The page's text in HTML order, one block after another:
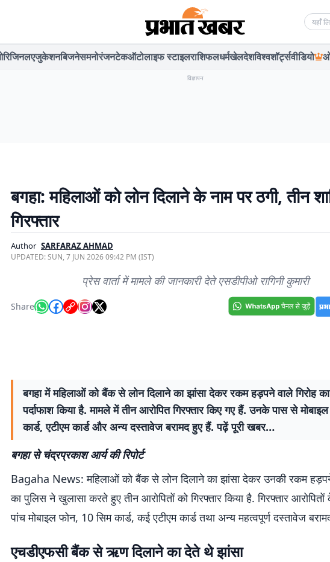
एजुकेशनबिजनेसमनोरंजनटेकऑटोलाइफ स्टाइलराशिफलधर्मखेलदेशविश्वशॉर्ट्सवीडियो
विज्ञापन
बगहा: महिलाओं को लोन दिलाने के नाम पर ठगी, तीन
गिरफ्तार
Author SARFARAZ AHMAD
UPDATED:SUN, 7 JUN 2026 09:42 PM (IST)
प्रेस वार्ता में मामले की जानकारी देते एसडीपीओ रागिनी कुमारी
Share
बगहा में महिलाओं को बैंक से लोन दिलाने का झांसा देकर रकम हड़पने वाले गिरोह
पर्दाफाश किया है. मामले में तीन आरोपित गिरफ्तार किए गए हैं. उनके पास से
कार्ड, एटीएम कार्ड और अन्य दस्तावेज बरामद हुए हैं. पढ़ें पूरी खबर…
बगहा से चंद्रप्रकाश आर्य की रिपोर्ट
Bagaha News: महिलाओं को बैंक से लोन दिलाने का झांसा देकर उनकी रकम हड़पने
का पुलिस ने खुलासा करते हुए तीन आरोपितों को गिरफ्तार किया है. गिरफ्तार
पांच मोबाइल फोन, 10 सिम कार्ड, कई एटीएम कार्ड तथा अन्य महत्वपूर्ण दस्तावेज
एचडीएफसी बैंक से ऋण दिलाने का देते थे झांसा